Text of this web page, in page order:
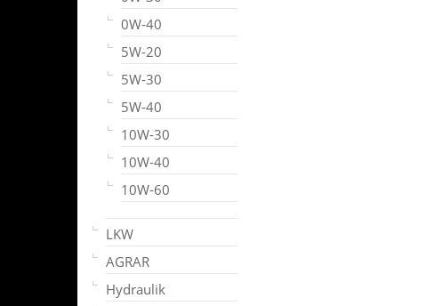
0W-40
5W-20
5W-30
5W-40
10W-30
10W-40
10W-60
LKW
AGRAR
Hydraulik